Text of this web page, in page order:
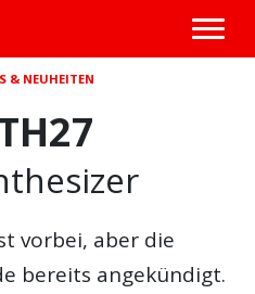
& NEUHEITEN
vorbei, aber die
bereits angekündigt.